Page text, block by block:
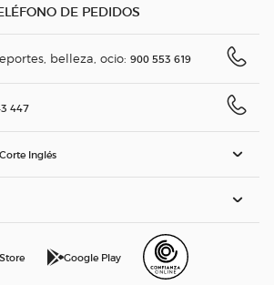
DE PEDIDOS
belleza, ocio: 900 553 619
447
Inglés
Google Play